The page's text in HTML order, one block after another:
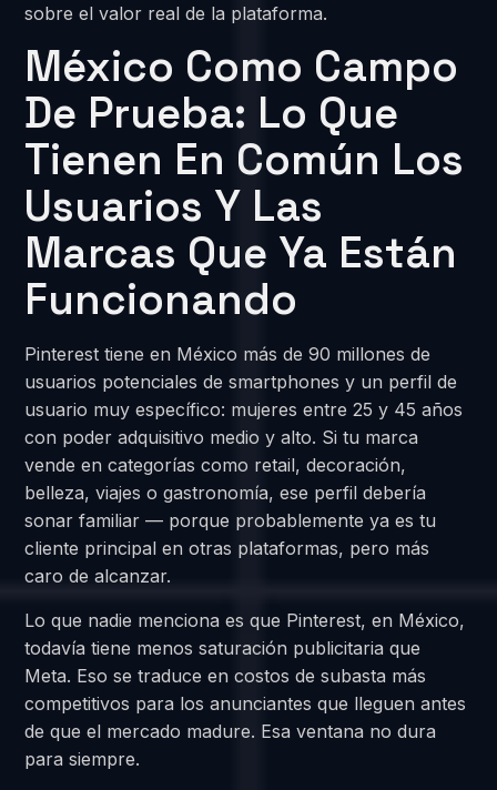
sobre el valor real de la plataforma.
México Como Campo
De Prueba: Lo Que
Tienen En Común Los
Usuarios Y Las
Marcas Que Ya Están
Funcionando
Pinterest tiene en México más de 90 millones de
usuarios potenciales de smartphones y un perfil de
usuario muy específico: mujeres entre 25 y 45 años
con poder adquisitivo medio y alto. Si tu marca
vende en categorías como retail, decoración,
belleza, viajes o gastronomía, ese perfil debería
sonar familiar — porque probablemente ya es tu
cliente principal en otras plataformas, pero más
caro de alcanzar.
Lo que nadie menciona es que Pinterest, en México,
todavía tiene menos saturación publicitaria que
Meta. Eso se traduce en costos de subasta más
competitivos para los anunciantes que lleguen antes
de que el mercado madure. Esa ventana no dura
para siempre.